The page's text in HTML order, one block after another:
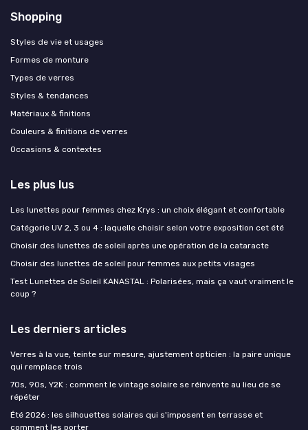
Shopping
Styles de vie et usages
Formes de monture
Types de verres
Styles & tendances
Matériaux & finitions
Couleurs & finitions de verres
Occasions & contextes
Les plus lus
Les lunettes pour femmes chez Krys : un choix élégant et confortable
Catégorie UV 2, 3 ou 4 : laquelle choisir selon votre exposition cet été
Choisir des lunettes de soleil après une opération de la cataracte
Choisir des lunettes de soleil pour femmes aux petits visages
Test Lunettes de Soleil KANASTAL : Polarisées, mais ça vaut vraiment le
coup ?
Les derniers articles
Verres à la vue, teinte sur mesure, ajustement opticien : la paire unique
qui remplace trois
70s, 90s, Y2K : comment le vintage solaire se réinvente au lieu de se
répéter
Été 2026 : les silhouettes solaires qui s'imposent en terrasse et
comment les porter